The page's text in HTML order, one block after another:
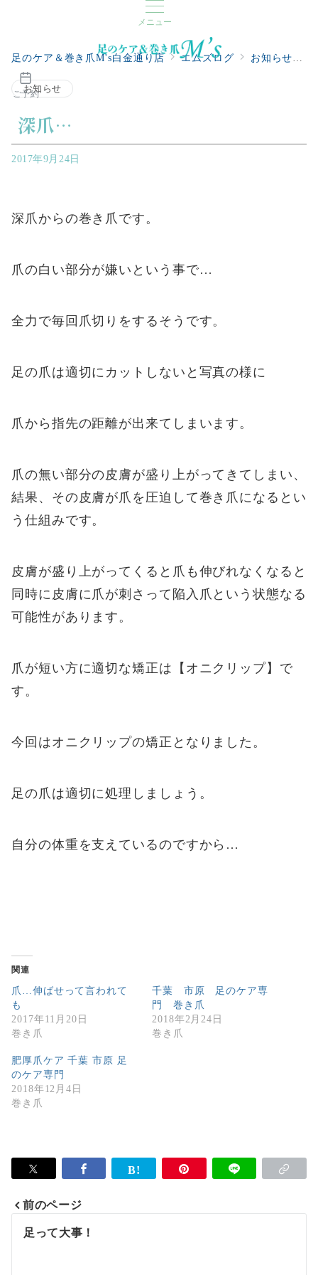
メニュー
ご予約
足のケア＆巻き爪M's白金通り店 エムズログ お知らせ
お知らせ
深爪…
2017年9月24日
深爪からの巻き爪です。
爪の白い部分が嫌いという事で…
全力で毎回爪切りをするそうです。
足の爪は適切にカットしないと写真の様に
爪から指先の距離が出来てしまいます。
爪の無い部分の皮膚が盛り上がってきてしまい、
結果、その皮膚が爪を圧迫して巻き爪になるとい
う仕組みです。
皮膚が盛り上がってくると爪も伸びれなくなると
同時に皮膚に爪が刺さって陥入爪という状態なる
可能性があります。
爪が短い方に適切な矯正は【オニクリップ】で
す。
今回はオニクリップの矯正となりました。
足の爪は適切に処理しましょう。
自分の体重を支えているのですから…
関連
爪…伸ばせって言われて
も
2017年11月20日
巻き爪
千葉 市原 足のケア専
門 巻き爪
2018年2月24日
巻き爪
肥厚爪ケア 千葉 市原 足
のケア専門
2018年12月4日
巻き爪
投
前のページ
足って大事！